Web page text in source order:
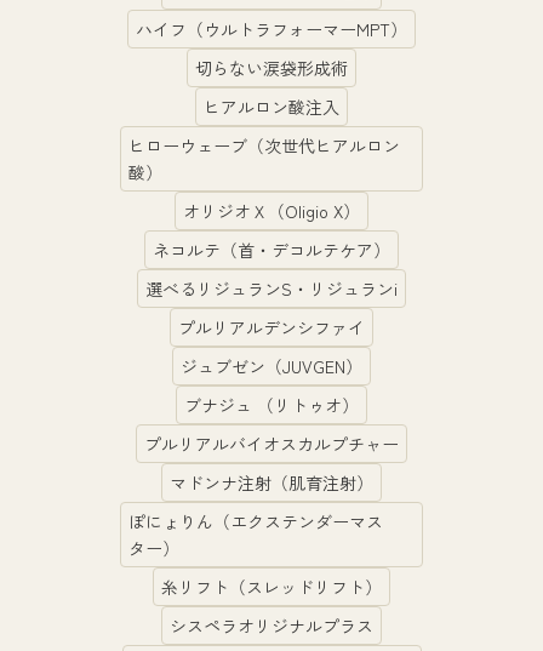
ハイフ（ウルトラフォーマーMPT）
切らない涙袋形成術
ヒアルロン酸注入
ヒローウェーブ（次世代ヒアルロン
酸）
オリジオＸ（Oligio X）
ネコルテ（首・デコルテケア）
選べるリジュランS・リジュランi
プルリアルデンシファイ
ジュブゼン（JUVGEN）
ブナジュ （リトゥオ）
プルリアルバイオスカルプチャー
マドンナ注射（肌育注射）
ぽにょりん（エクステンダーマス
ター）
糸リフト（スレッドリフト）
シスペラオリジナルプラス